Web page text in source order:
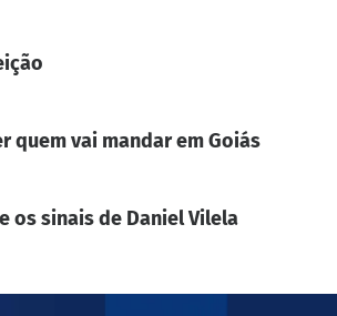
quem vai mandar em Goiás
os sinais de Daniel Vilela